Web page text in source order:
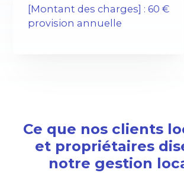
[Montant des charges] : 60 €
provision annuelle
Ce que nos clients
et propriétaires
notre gestion